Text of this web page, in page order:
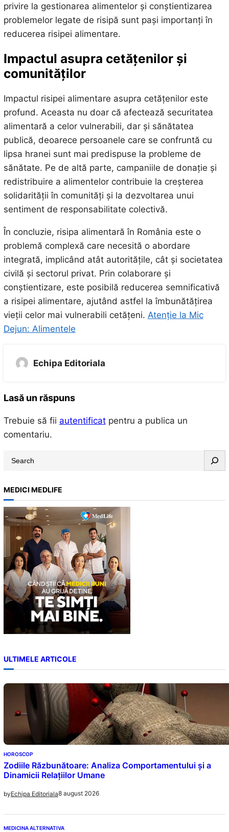
privire la gestionarea alimentelor și conștientizarea
problemelor legate de risipă sunt pași importanți în
reducerea risipei alimentare.
Impactul asupra cetățenilor și
comunităților
Impactul risipei alimentare asupra cetățenilor este
profund. Aceasta nu doar că afectează securitatea
alimentară a celor vulnerabili, dar și sănătatea
publică, deoarece persoanele care se confruntă cu
lipsa hranei sunt mai predispuse la probleme de
sănătate. Pe de altă parte, campaniile de donație și
redistribuire a alimentelor contribuie la creșterea
solidarității în comunități și la dezvoltarea unui
sentiment de responsabilitate colectivă.
În concluzie, risipa alimentară în România este o
problemă complexă care necesită o abordare
integrată, implicând atât autoritățile, cât și societatea
civilă și sectorul privat. Prin colaborare și
conștientizare, este posibilă reducerea semnificativă
a risipei alimentare, ajutând astfel la îmbunătățirea
vieții celor mai vulnerabili cetățeni. Atenție la Mic
Dejun: Alimentele
Echipa Editoriala
Lasă un răspuns
Trebuie să fii autentificatpentru a publica un
comentariu.
r
c
h
MEDICI MEDLIFE
ULTIMELE ARTICOLE
HOROSCOP
Zodiile Răzbunătoare: Analiza Comportamentului și a
Dinamicii Relațiilor Umane
byEchipa Editoriala8 august 2026
MEDICINA ALTERNATIVA